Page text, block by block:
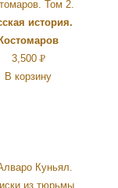
история.
3,500Р
УБ.
В корзину